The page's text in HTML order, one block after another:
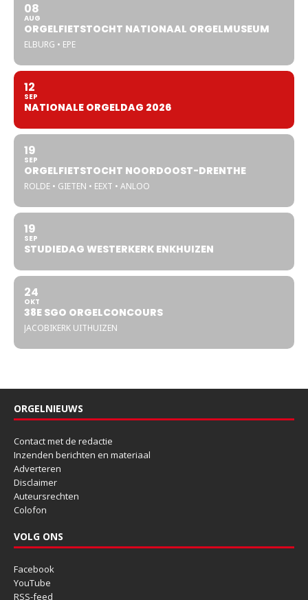
08
AUG
ORGELFIETSTOCHT NATIONAAL ORGELMUSEUM
ELBURG • EPE
12
SEP
NATIONALE ORGELDAG 2026
19
SEP
ORGELFIETSTOCHT NOORDOOST-DRENTHE
ROLDE • GIETEN • EEXT • ANLOO
19
SEP
STUDIEDAG WESTERKERK ENKHUIZEN
24
OKT
38E SGO ORGELCONCOURS
JACOBIKERK UITHUIZEN
ORGELNIEUWS
Contact met de redactie
Inzenden berichten en materiaal
Adverteren
Disclaimer
Auteursrechten
Colofon
VOLG ONS
Facebook
YouTube
RSS-feed